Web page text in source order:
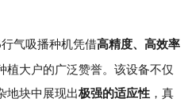
行气吸播种机凭借高精度、高效率
植大户的广泛赞誉。该设备不仅
地块中展现出极强的适应性 ，真